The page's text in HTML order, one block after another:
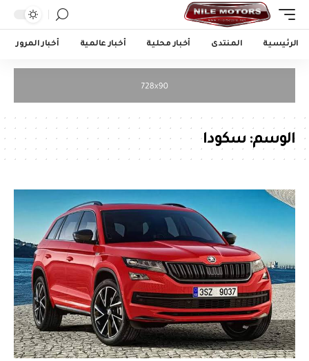
الرئيسية المنتدى أخبار محلية أخبار عالمية أخبار المرور
الوسم: سكودا